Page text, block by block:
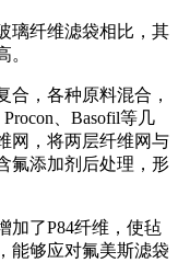
璃纤维滤袋相比，其
。
合，各种原料混合，
、Basofil等几
网，将两层纤维网与
氟添加剂后处理，形
加了P84纤维，使毡
能够应对氟美斯滤袋